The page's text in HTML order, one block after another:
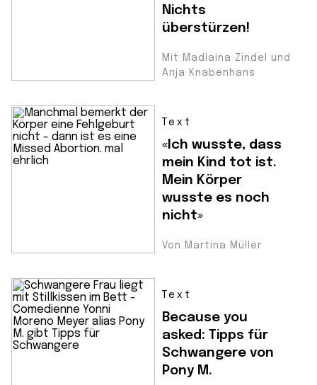
Nichts
überstürzen!
Mit Madlaina Zindel und
Anja Knabenhans
Text
«Ich wusste, dass
mein Kind tot ist.
Mein Körper
wusste es noch
nicht»
Von Martina Müller
Text
Because you
asked: Tipps für
Schwangere von
Pony M.